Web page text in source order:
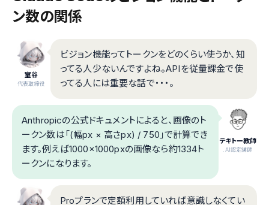
ン数の関係
室谷
代表取締役
ビジョン機能ってトークンをどのくらい使うか、知
ってる人少ないんですよね。APIを従量課金で使
ってる人には重要な話で・・・。
テキトー教師
.AI認定講師
Anthropicの公式ドキュメントによると、画像のト
ークン数は「(幅px × 高さpx) / 750」で計算でき
ます。例えば1000×1000pxの画像なら約1334ト
ークンになります。
Proプランで定額利用していれば意識しなくてい